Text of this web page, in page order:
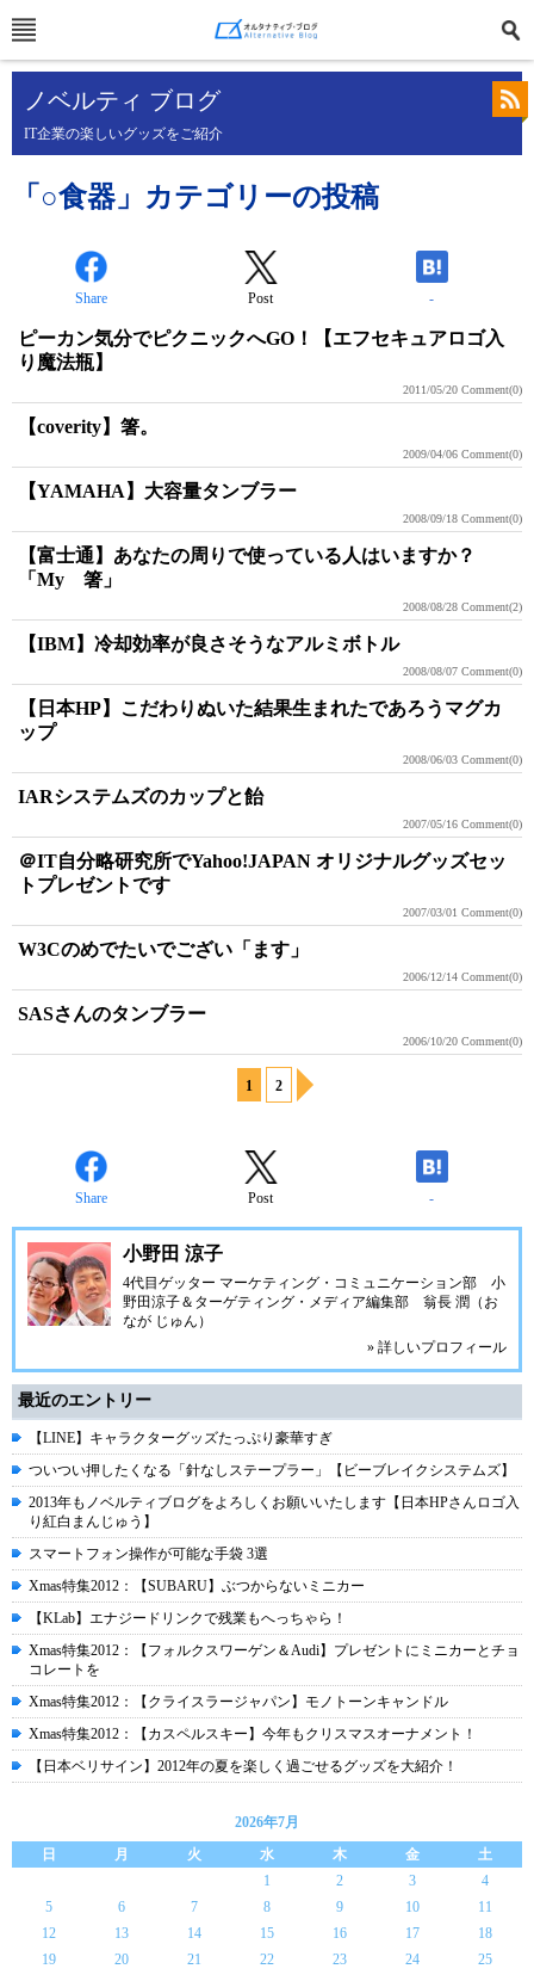
ノベルティ ブログ
IT企業の楽しいグッズをご紹介
「○食器」カテゴリーの投稿
Share Post -
ピーカン気分でピクニックへGO！【エフセキュアロゴ入
り魔法瓶】
2011/05/20 Comment(0)
【coverity】箸。
2009/04/06 Comment(0)
【YAMAHA】大容量タンブラー
2008/09/18 Comment(0)
【富士通】あなたの周りで使っている人はいますか？
「My 箸」
2008/08/28 Comment(2)
【IBM】冷却効率が良さそうなアルミボトル
2008/08/07 Comment(0)
【日本HP】こだわりぬいた結果生まれたであろうマグカ
ップ
2008/06/03 Comment(0)
IARシステムズのカップと飴
2007/05/16 Comment(0)
＠IT自分略研究所でYahoo!JAPAN オリジナルグッズセッ
トプレゼントです
2007/03/01 Comment(0)
W3Cのめでたいでござい「ます」
2006/12/14 Comment(0)
SASさんのタンブラー
2006/10/20 Comment(0)
1 2
Share Post -
小野田 涼子
4代目ゲッター マーケティング・コミュニケーション部 小
野田涼子＆ターゲティング・メディア編集部 翁長 潤（お
なが じゅん）
» 詳しいプロフィール
最近のエントリー
【LINE】キャラクターグッズたっぷり豪華すぎ
ついつい押したくなる「針なしステープラー」【ビーブレイクシステムズ】
2013年もノベルティブログをよろしくお願いいたします【日本HPさんロゴ入
り紅白まんじゅう】
スマートフォン操作が可能な手袋 3選
Xmas特集2012：【SUBARU】ぶつからないミニカー
【KLab】エナジードリンクで残業もへっちゃら！
Xmas特集2012：【フォルクスワーゲン＆Audi】プレゼントにミニカーとチョ
コレートを
Xmas特集2012：【クライスラージャパン】モノトーンキャンドル
Xmas特集2012：【カスペルスキー】今年もクリスマスオーナメント！
【日本ベリサイン】2012年の夏を楽しく過ごせるグッズを大紹介！
2026年7月
日
月 火 水 木 金
土
1
2 3
4
5
6 7 8 9 10
11
12
13 14 15 16 17
18
19
20 21 22 23 24
25